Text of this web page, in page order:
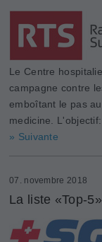
Le Centre
campagne contre
emboîtant le pas
medicine.
» Suivante
07. novembre 2018
La liste «Top-